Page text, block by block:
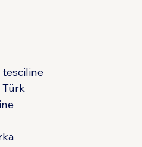
tesciline
Türk